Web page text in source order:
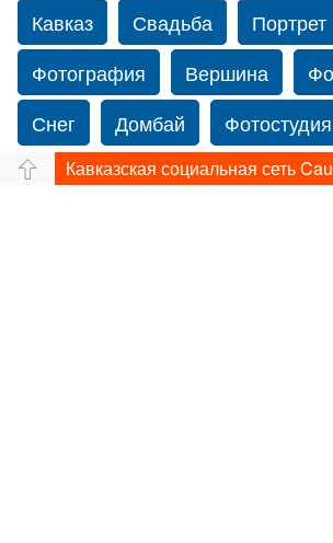
Кавказ Свадьба Портрет
Фотография
Вершина
Снег
Домбай Фотостудия
Путешествие
Перевал
Кавказская социальная сеть